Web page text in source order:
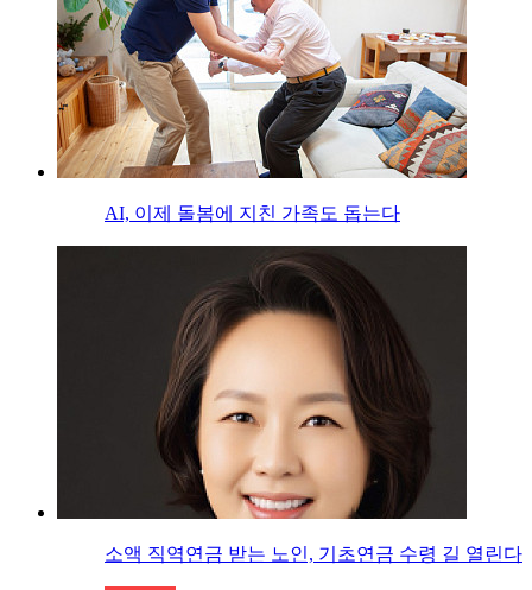
AI, 이제 돌봄에 지친 가족도 돕는다
소액 직역연금 받는 노인, 기초연금 수령 길 열린다